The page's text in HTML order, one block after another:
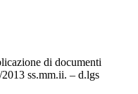
di documenti
ss.mm.ii. – d.lgs